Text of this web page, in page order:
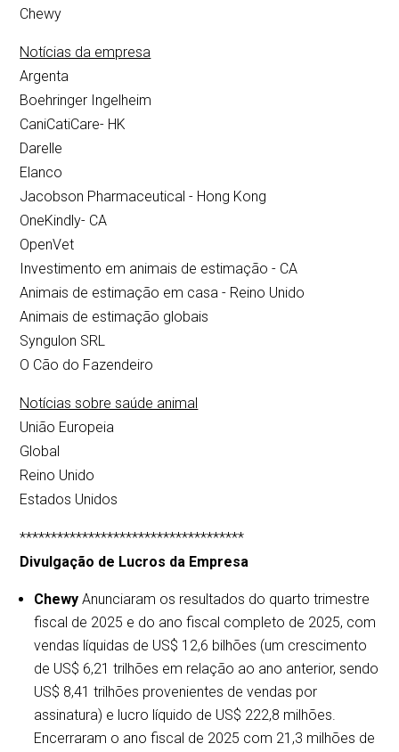
Chewy
Notícias da empresa
Argenta
Boehringer Ingelheim
CaniCatiCare- HK
Darelle
Elanco
Jacobson Pharmaceutical - Hong Kong
OneKindly- CA
OpenVet
Investimento em animais de estimação - CA
Animais de estimação em casa - Reino Unido
Animais de estimação globais
Syngulon SRL
O Cão do Fazendeiro
Notícias sobre saúde animal
União Europeia
Global
Reino Unido
Estados Unidos
************************************
Divulgação de Lucros da Empresa
ChewyAnunciaram os resultados do quarto trimestre
fiscal de 2025 e do ano fiscal completo de 2025, com
vendas líquidas de US$ 12,6 bilhões (um crescimento
de US$ 6,21 trilhões em relação ao ano anterior, sendo
US$ 8,41 trilhões provenientes de vendas por
assinatura) e lucro líquido de US$ 222,8 milhões.
Encerraram o ano fiscal de 2025 com 21,3 milhões de